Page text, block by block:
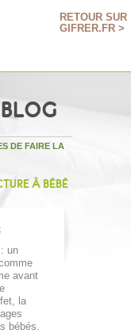
RETOUR SUR
GIFRER.FR >
DE FAIRE LA
À BÉBÉ
un
avant
la
bébés.